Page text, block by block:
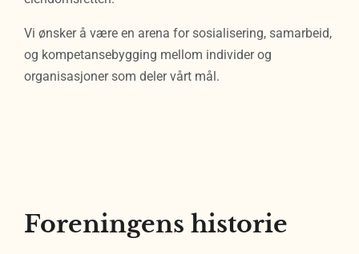
Vi ønsker å være en arena for sosialisering, samarbeid,
og kompetansebygging mellom individer og
organisasjoner som deler vårt mål.
Foreningens historie